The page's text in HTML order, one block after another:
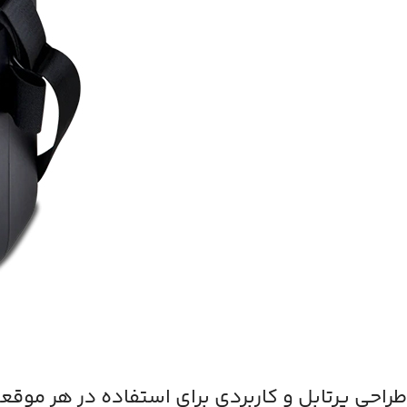
طراحی پرتابل و کاربردی برای استفاده در هر